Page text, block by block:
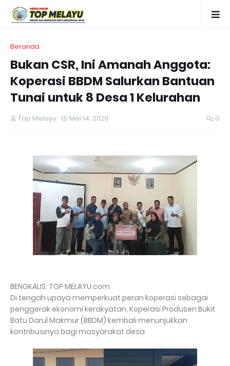
Beranda
Bukan CSR, Ini Amanah Anggota:
Koperasi BBDM Salurkan Bantuan
Tunai untuk 8 Desa 1 Kelurahan
Top Melayu Mei 14, 2026 0
BENGKALIS: TOP MELAYU.com
Di tengah upaya memperkuat peran koperasi sebagai
penggerak ekonomi kerakyatan, Koperasi Produsen Bukit
Batu Darul Makmur (BBDM) kembali menunjukkan
kontribusinya bagi masyarakat desa.